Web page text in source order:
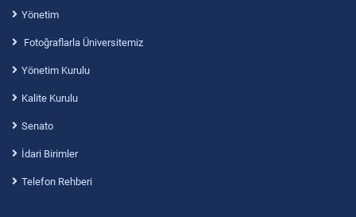
Yönetim
Fotoğraflarla Üniversitemiz
Yönetim Kurulu
Kalite Kurulu
Senato
İdari Birimler
Telefon Rehberi